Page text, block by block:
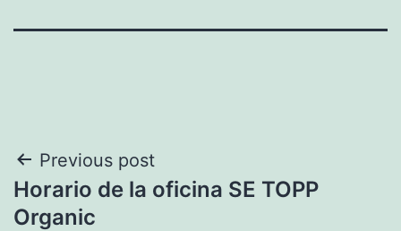
Navegación
de
Previous post
Horario de la oficina SE TOPP
Organic